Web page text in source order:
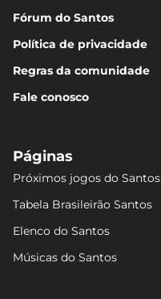
Fórum do Santos
Política de privacidade
Regras da comunidade
Fale conosco
Páginas
Próximos jogos do Santos
Tabela Brasileirão Santos
Elenco do Santos
Músicas do Santos